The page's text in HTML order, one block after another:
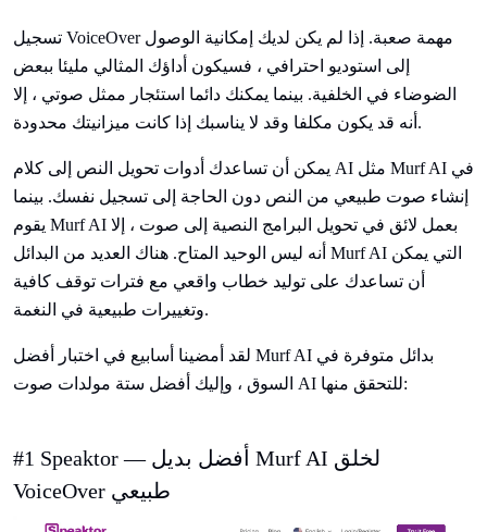
تسجيل VoiceOver مهمة صعبة. إذا لم يكن لديك إمكانية الوصول
إلى استوديو احترافي ، فسيكون أداؤك المثالي مليئا ببعض
الضوضاء في الخلفية. بينما يمكنك دائما استئجار ممثل صوتي ، إلا
أنه قد يكون مكلفا وقد لا يناسبك إذا كانت ميزانيتك محدودة.
يمكن أن تساعدك أدوات تحويل النص إلى كلام AI مثل Murf AI في
إنشاء صوت طبيعي من النص دون الحاجة إلى تسجيل نفسك. بينما
يقوم Murf AI بعمل لائق في تحويل البرامج النصية إلى صوت ، إلا
أنه ليس الوحيد المتاح. هناك العديد من البدائل Murf AI التي يمكن
أن تساعدك على توليد خطاب واقعي مع فترات توقف كافية
وتغييرات طبيعية في النغمة.
لقد أمضينا أسابيع في اختبار أفضل Murf AI بدائل متوفرة في
السوق ، وإليك أفضل ستة مولدات صوت AI للتحقق منها:
#1 Speaktor — أفضل بديل Murf AI لخلق
VoiceOver طبيعي